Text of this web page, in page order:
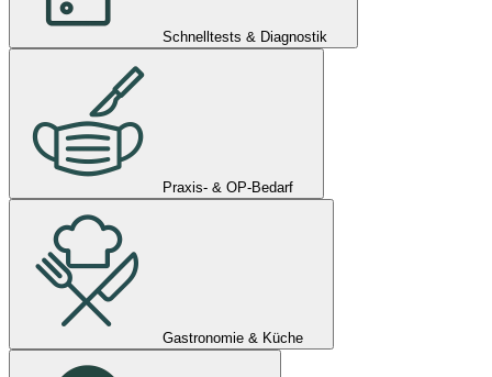
Schnelltests & Diagnostik
Praxis- & OP-Bedarf
Gastronomie & Küche